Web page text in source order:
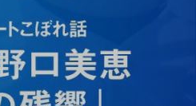
商工・恩師らの証
んは新潟で…」【イ
師が語るマニアッ
《常葉橘高校》